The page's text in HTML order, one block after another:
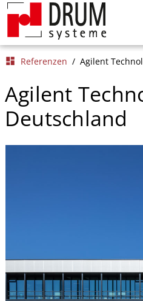
dashboard Referenzen / Agilent
Agilent
Deutschland